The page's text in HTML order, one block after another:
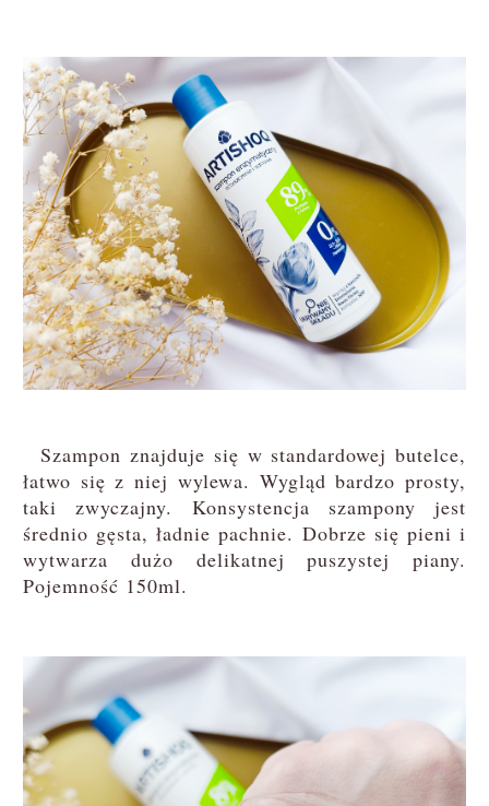
Szampon znajduje się w standardowej butelce,
łatwo się z niej wylewa. Wygląd bardzo prosty,
taki zwyczajny. Konsystencja szampony jest
średnio gęsta, ładnie pachnie. Dobrze się pieni i
wytwarza dużo delikatnej puszystej piany.
Pojemność 150ml.